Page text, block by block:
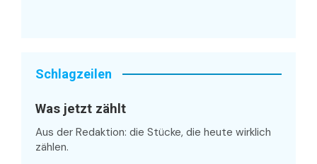
Schlagzeilen
Was jetzt zählt
Aus der Redaktion: die Stücke, die heute wirklich
zählen.